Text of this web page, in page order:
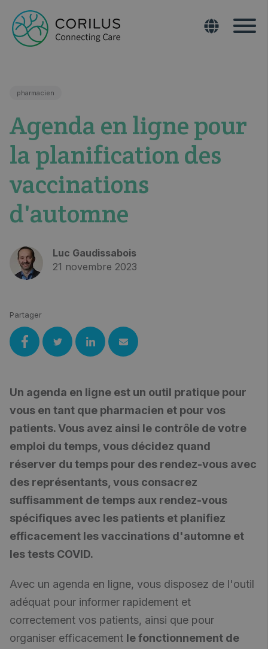
pharmacien
Agenda en ligne pour
la planification des
vaccinations
d'automne
Luc Gaudissabois
21 novembre 2023
Partager
Un agenda en ligne est un outil pratique pour
vous en tant que pharmacien et pour vos
patients. Vous avez ainsi le contrôle de votre
emploi du temps, vous décidez quand
réserver du temps pour des rendez-vous avec
des représentants, vous consacrez
suffisamment de temps aux rendez-vous
spécifiques avec les patients et planifiez
efficacement les vaccinations d'automne et
les tests COVID.
Avec un agenda en ligne, vous disposez de l'outil
adéquat pour informer rapidement et
correctement vos patients, ainsi que pour
organiser efficacement le fonctionnement de